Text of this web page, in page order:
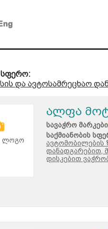
სფერო:
და ავტოსამრეცხაო
ლოგო
ალფა
სავაჭრო
საქმიანობის
ავტომობილების
დანადგარებით,
დისკებით